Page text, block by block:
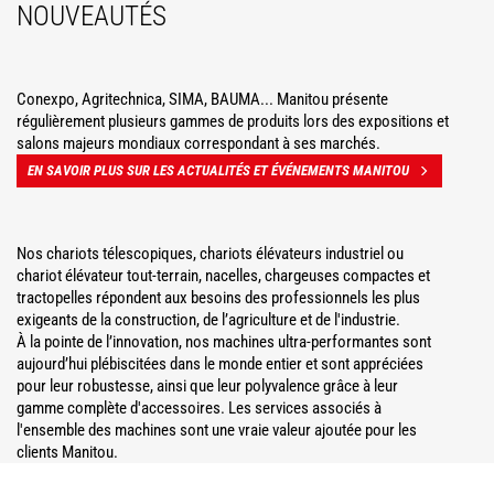
NOUVEAUTÉS
Conexpo, Agritechnica, SIMA, BAUMA... Manitou présente
régulièrement plusieurs gammes de produits lors des expositions et
salons majeurs mondiaux correspondant à ses marchés.
EN SAVOIR PLUS SUR LES ACTUALITÉS ET ÉVÉNEMENTS MANITOU
Nos chariots télescopiques, chariots élévateurs industriel ou
chariot élévateur tout-terrain, nacelles, chargeuses compactes et
tractopelles répondent aux besoins des professionnels les plus
exigeants de la construction, de l’agriculture et de l'industrie.
À la pointe de l’innovation, nos machines ultra-performantes sont
aujourd’hui plébiscitées dans le monde entier et sont appréciées
pour leur robustesse, ainsi que leur polyvalence grâce à leur
gamme complète d'accessoires. Les services associés à
l'ensemble des machines sont une vraie valeur ajoutée pour les
clients Manitou.